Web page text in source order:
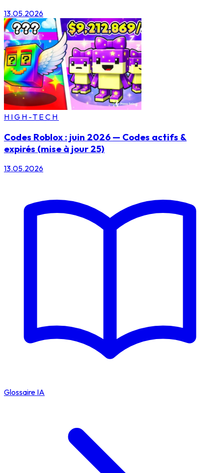
13.05.2026
HIGH-TECH
Codes Roblox : juin 2026 — Codes actifs &
expirés (mise à jour 25)
13.05.2026
Glossaire IA